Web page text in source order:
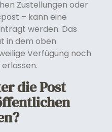
Zustellungen oder
– kann eine
werden. Das
in dem oben
Verfügung noch
die Post